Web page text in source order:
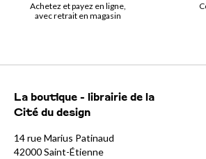
Achetez et payez en ligne,
avec retrait en magasin
La boutique - librairie de la
Cité du design
14 rue Marius Patinaud
42000 Saint-Étienne